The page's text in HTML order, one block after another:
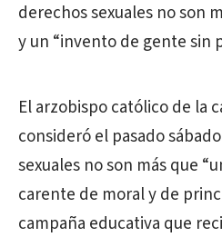
derechos sexuales no son
y un “invento de gente sin
El arzobispo católico de la
consideró el pasado
sexuales no son más que
carente de moral y de
campaña educativa que